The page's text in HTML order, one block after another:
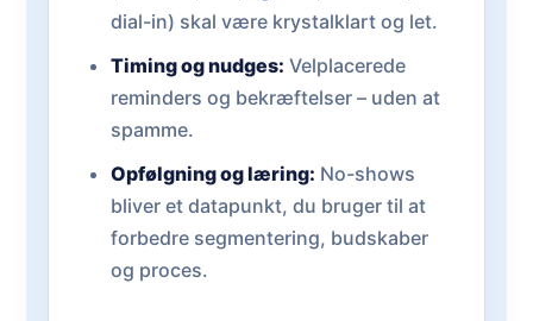
dial-in) skal være krystalklart og let.
Timing og nudges: Velplacerede
reminders og bekræftelser – uden at
spamme.
Opfølgning og læring: No-shows
bliver et datapunkt, du bruger til at
forbedre segmentering, budskaber
og proces.